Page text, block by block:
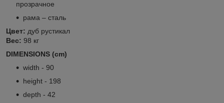
прозрачное
рама – сталь
Цвет: дуб рустикал
Вес: 98 кг
DIMENSIONS (cm)
width - 90
height - 198
depth - 42